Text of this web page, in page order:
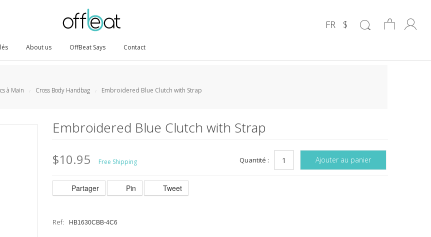
FR
About us OffBeat Says Contact
$
à Main / Cross Body Handbag / Embroidered Blue Clutch with Strap
Embroidered Blue Clutch with Strap
$10.95 Free Shipping Ajouter au panier
Quantité :
Partager Pin Tweet
Ref: HB1630CBB-4C6